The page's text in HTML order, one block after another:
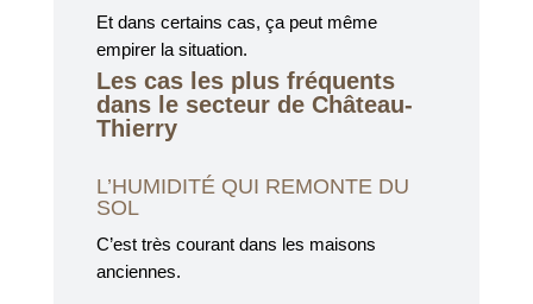
Et dans certains cas, ça peut même
empirer la situation.
Les cas les plus fréquents
dans le secteur de Château-
Thierry
L’HUMIDITÉ QUI REMONTE DU
SOL
C’est très courant dans les maisons
anciennes.